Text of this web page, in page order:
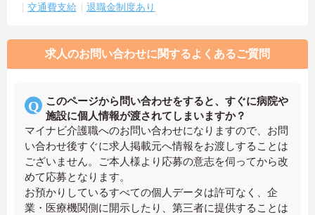
交通費支給
退職金制度あり
求人のお問い合わせに関するよくあるご質問
このページから問い合わせをすると、すぐに病院や
施設に個人情報が渡されてしまいますか？
マイナビ介護職へのお問い合わせになりますので、お問
い合わせ後すぐに求人掲載元へ情報をお渡しすることは
ございません。ご本人様より応募の意志を伺ってから改
めて応募となります。
お預かりしているすべての個人データは許可なく、企
業・医療機関側に開示したり、第三者に提供することは